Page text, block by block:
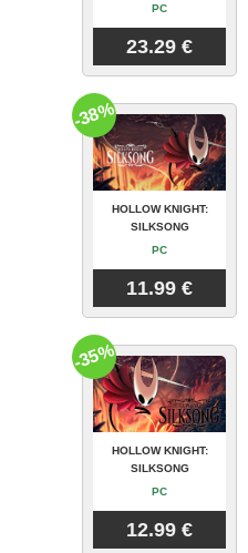
PC
23.29 €
HOLLOW KNIGHT:
SILKSONG
PC
11.99 €
-38%
HOLLOW KNIGHT:
SILKSONG
PC
12.99 €
-35%